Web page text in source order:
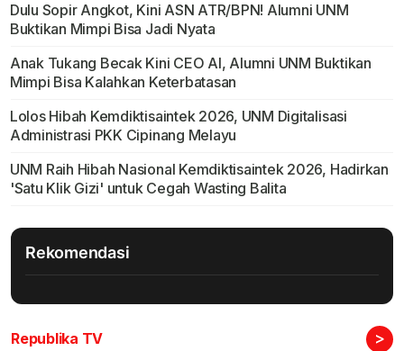
Dulu Sopir Angkot, Kini ASN ATR/BPN! Alumni UNM
Buktikan Mimpi Bisa Jadi Nyata
Anak Tukang Becak Kini CEO AI, Alumni UNM Buktikan
Mimpi Bisa Kalahkan Keterbatasan
Lolos Hibah Kemdiktisaintek 2026, UNM Digitalisasi
Administrasi PKK Cipinang Melayu
UNM Raih Hibah Nasional Kemdiktisaintek 2026, Hadirkan
'Satu Klik Gizi' untuk Cegah Wasting Balita
Rekomendasi
Republika TV >